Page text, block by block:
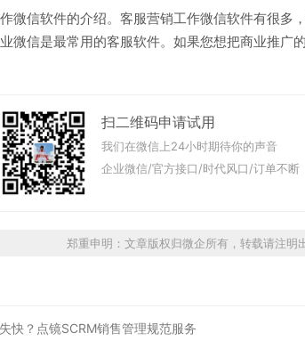
微信软件的介绍。客服营销工作微信软件有很多
微信是最常用的客服软件。如果您想把商业推广
扫二维码申请试用
我们在微信上24小时期待你的声音
企业微信/官方接口/时代风口/订单不断
郑重申明：文章版权归微企所有，转载请注明
快？点镜SCRM销售管理规范服务